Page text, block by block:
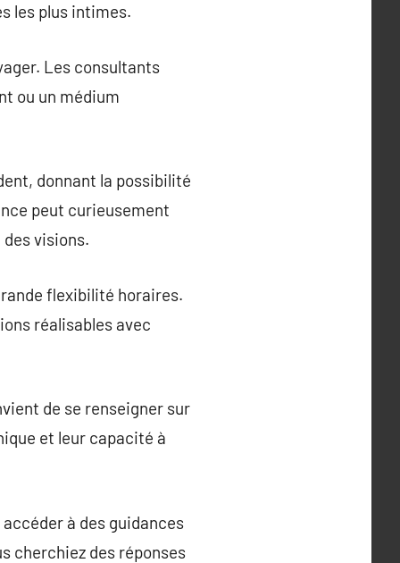
les plus intimes.
Les consultants
ou un médium
donnant la possibilité
peut curieusement
visions.
flexibilité horaires.
réalisables avec
de se renseigner sur
et leur capacité à
à des guidances
cherchiez des réponses